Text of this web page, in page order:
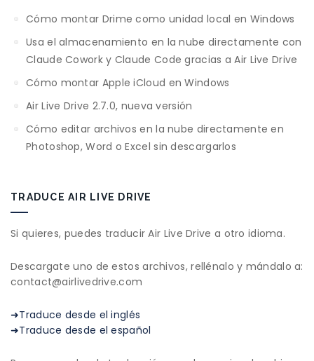
Cómo montar Drime como unidad local en Windows
Usa el almacenamiento en la nube directamente con
Claude Cowork y Claude Code gracias a Air Live Drive
Cómo montar Apple iCloud en Windows
Air Live Drive 2.7.0, nueva versión
Cómo editar archivos en la nube directamente en
Photoshop, Word o Excel sin descargarlos
TRADUCE AIR LIVE DRIVE
Si quieres, puedes traducir Air Live Drive a otro idioma.
Descargate uno de estos archivos, rellénalo y mándalo a:
contact@airlivedrive.com
➜Traduce desde el inglés
➜Traduce desde el español